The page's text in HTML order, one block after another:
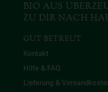
BIO AUS
ZU DIR NACH
GUT BETREUT
Kontakt
Hilfe & FAQ
Lieferung &